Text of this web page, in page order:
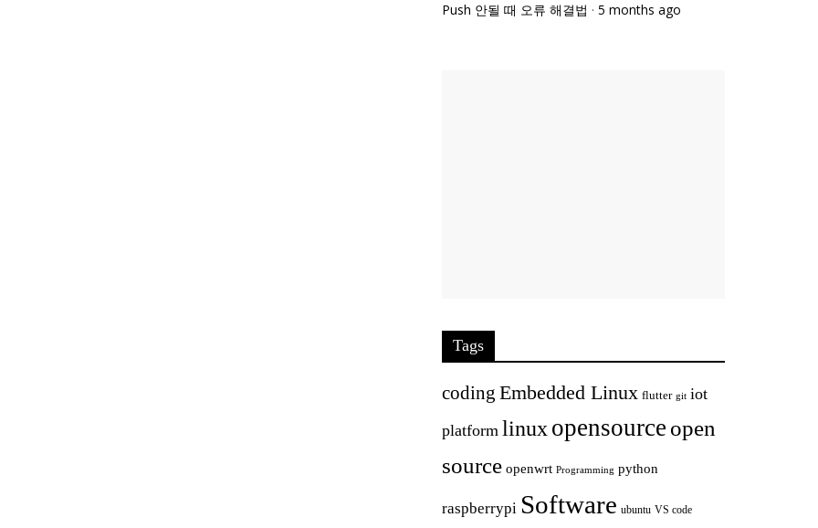
Push 안될 때 오류 해결법 · 5 months ago
Tags
coding Embedded Linux flutter git iot
platform linux opensource open
source openwrt Programming python
raspberrypi Software ubuntu VS code